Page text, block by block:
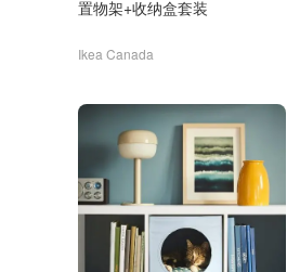
置物架+收纳盒套装
Ikea Canada